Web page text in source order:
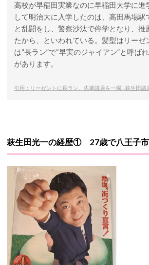
高校が早稲田実業なのに早稲田大学に進
して明治大に入学したのは、高田馬場駅
と乱闘をし、警察沙汰で停学となり、推
たから、といわれている。髪型はリーゼ
は“長ラン”で“早実のジャイアン”と呼ば
があります。
引用：リーゼントに長ラン、先輩議員を一喝…萩生田議
萩生田光一の経歴① 27歳で八王子市